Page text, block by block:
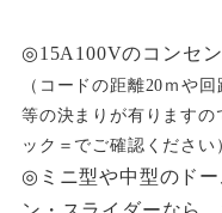
◎15A100Vのコンセ
（コードの距離20ｍや
等の決まりが有りますの
ック＝でご確認ください
◎ミニ型や中型の ド